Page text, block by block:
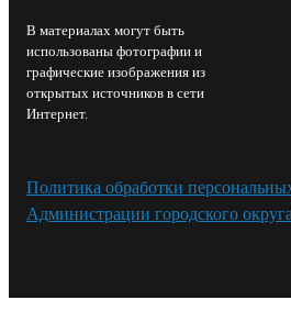
В материалах могут быть
использованы фотографии и
графические изображения из
открытых источников в сети
Интернет.
Политика обработки
Администрации городского